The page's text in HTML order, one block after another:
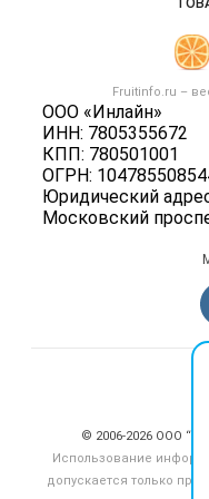
Fruitinfo.ru –
ООО «Инлайн»
ИНН: 7805355672
КПП: 780501001
ОГРН:
Юридический
Московский
Политика
© 2006‑2026 ООО
Использование
допускается только